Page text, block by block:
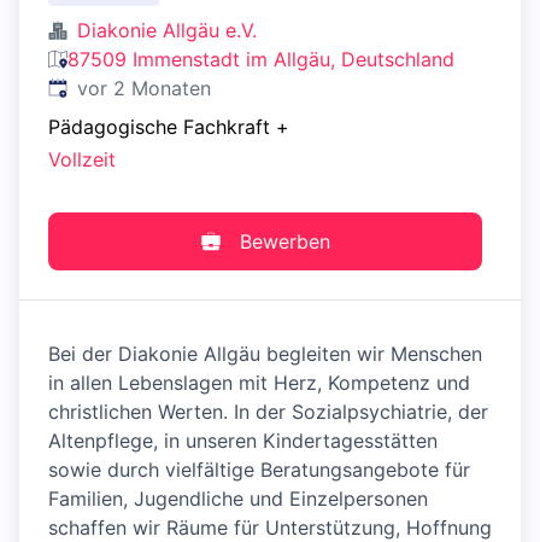
Diakonie Allgäu e.V.
87509 Immenstadt im Allgäu, Deutschland
Veröffentlicht:
vor 2 Monaten
Pädagogische Fachkraft +
Vollzeit
Bewerben
Bei der Diakonie Allgäu begleiten wir Menschen
in allen Lebenslagen mit Herz, Kompetenz und
christlichen Werten. In der Sozialpsychiatrie, der
Altenpflege, in unseren Kindertagesstätten
sowie durch vielfältige Beratungsangebote für
Familien, Jugendliche und Einzelpersonen
schaffen wir Räume für Unterstützung, Hoffnung